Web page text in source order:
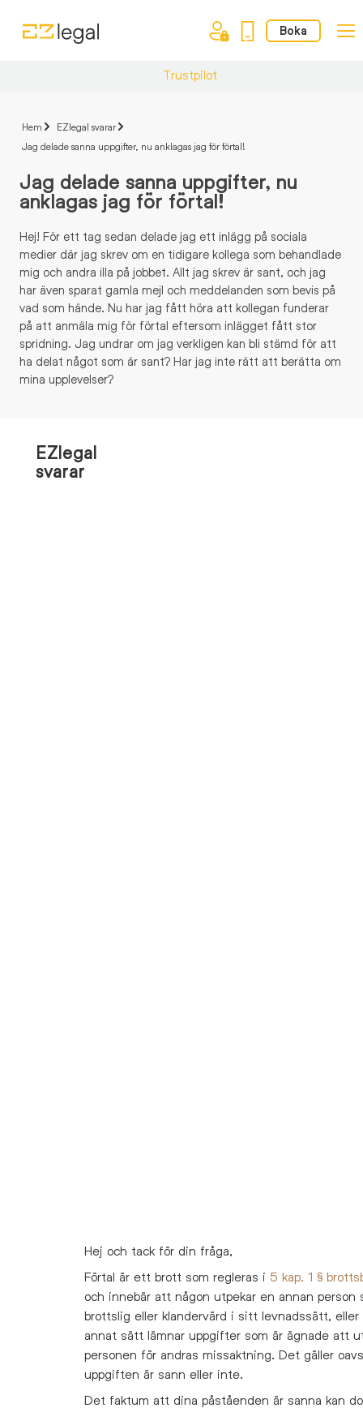
Boka
Trustpilot
Hem
EZlegal svarar
Jag delade sanna uppgifter, nu anklagas jag för förtal!
Jag delade sanna uppgifter, nu
anklagas jag för förtal!
Hej! För ett tag sedan delade jag ett inlägg på sociala
medier där jag skrev om en tidigare kollega som behandlade
mig och andra illa på jobbet. Allt jag skrev är sant, och jag
har även sparat gamla mejl och meddelanden som bevis på
vad som hände. Nu har jag fått höra att kollegan funderar
på att anmäla mig för förtal eftersom inlägget fått stor
spridning. Jag undrar om jag verkligen kan bli stämd för att
ha delat något som är sant? Har jag inte rätt att berätta om
mina upplevelser?
EZlegal
svarar
Hej och tack för din fråga,
Förtal är ett brott som regleras i 5 kap. 1 §
och innebär att någon utpekar en annan person
brottslig eller klandervärd i sitt levnadssätt, eller
annat sätt lämnar uppgifter som är ägnade att
personen för andras missaktning. Det gäller
uppgiften är sann eller inte.
Det faktum att dina påståenden är sanna kan